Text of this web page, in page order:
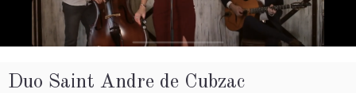
Duo Saint Andre de Cubzac